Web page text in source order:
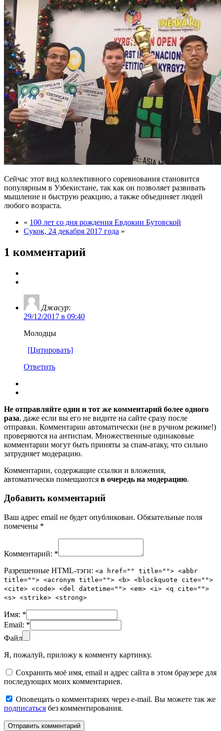
Сейчас этот вид коллективного соревнования становится
популярным в Узбекистане, так как он позволяет развивать
мышление и быструю реакцию, а также объединяет людей
любого возраста.
« 100 лет со дня рождения Евдокии Бутовской
Сукок, 24 декабря 2017 года »
1 комментарий
Джасур:
29/12/2017 в 09:40
Молодцы
[Цитировать]
Ответить
Не отправляйте один и тот же комментарий более одного
раза, даже если вы его не видите на сайте сразу после
отправки. Комментарии автоматически (не в ручном режиме!)
проверяются на антиспам. Множественные одинаковые
комментарии могут быть приняты за спам-атаку, что сильно
затрудняет модерацию.
Комментарии, содержащие ссылки и вложения,
автоматически помещаются в очередь на модерацию.
Добавить комментарий
Ваш адрес email не будет опубликован. Обязательные поля
помечены *
Комментарий: *
Разрешенные HTML-тэги: <a href="" title=""> <abbr
title=""> <acronym title=""> <b> <blockquote cite="">
<cite> <code> <del datetime=""> <em> <i> <q cite="">
<s> <strike> <strong>
Имя: *
Email: *
Файл
Я, пожалуй, приложу к комменту картинку.
Сохранить моё имя, email и адрес сайта в этом браузере для
последующих моих комментариев.
Оповещать о комментариях через e-mail. Вы можете так же
подписаться без комментирования.